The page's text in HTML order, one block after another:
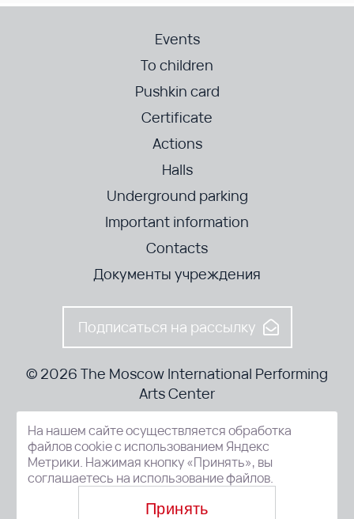
Events
To children
Pushkin card
Certificate
Actions
Halls
Underground parking
Important information
Contacts
Документы учреждения
Подписаться на рассылку
© 2026 The Moscow International Performing
Arts Center
52-8, Kosmodamianskaya nab., Moscow, 115054, Russia
На нашем сайте осуществляется обработка
файлов cookie с использованием Яндекс
Метрики. Нажимая кнопку «Принять», вы
соглашаетесь на использование файлов.
Принять